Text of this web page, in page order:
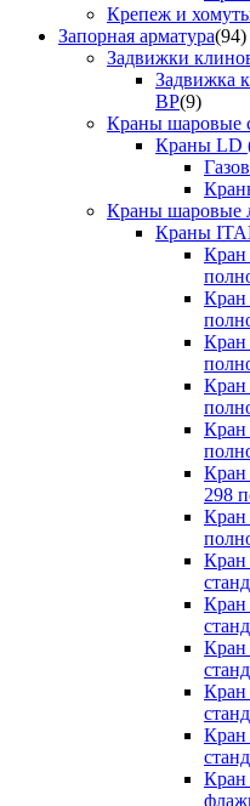
Крепеж и
Запорная арматура(94)
Задвижки
Задвижка
ВР(9)
Краны шаровые
Краны LD
Краны шаровые
Краны
Кран
Кран
Кран
Кран
Кран
Кран
298
Кран
Кран
Кран
Кран
Кран
Кран
Кран